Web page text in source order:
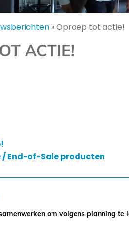
»Oproep tot actie!
ACTIE!
/ End-of-Sale producten
om volgens planning te